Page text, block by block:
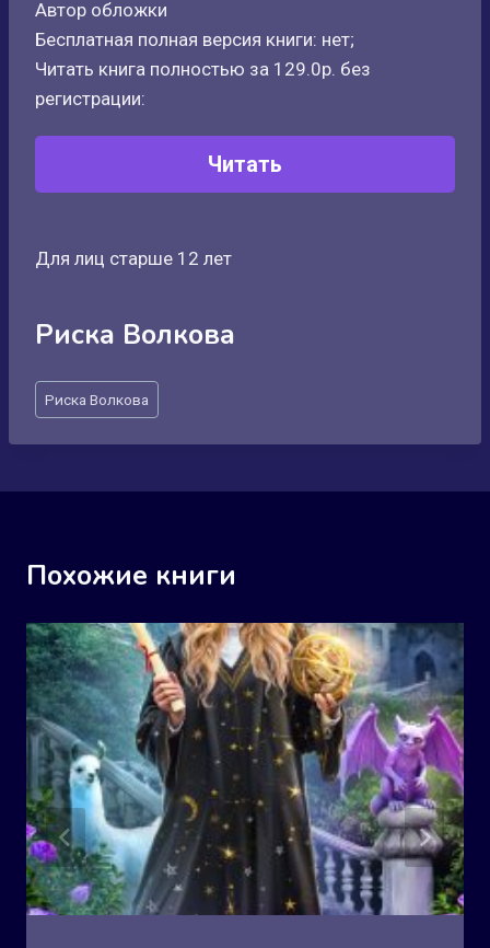
Автор обложки
Бесплатная полная версия книги: нет;
Читать книга полностью за 129.0р. без
регистрации:
Читать
Для лиц старше 12 лет
Риска Волкова
Метки
записи:
Риска Волкова
Похожие книги